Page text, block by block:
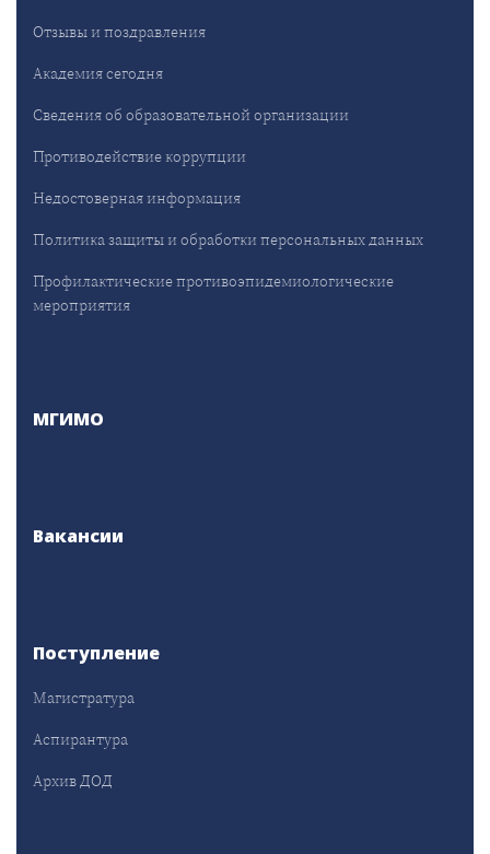
Отзывы и поздравления
Академия сегодня
Сведения об образовательной организации
Противодействие коррупции
Недостоверная информация
Политика защиты и обработки персональных данных
Профилактические противоэпидемиологические
мероприятия
МГИМО
Вакансии
Поступление
Магистратура
Аспирантура
Архив ДОД